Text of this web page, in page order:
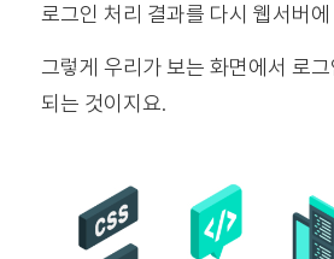
로그인 처리 결과를 다시 웹서버
그렇게 우리가 보는 화면에서 로
되는 것이지요.